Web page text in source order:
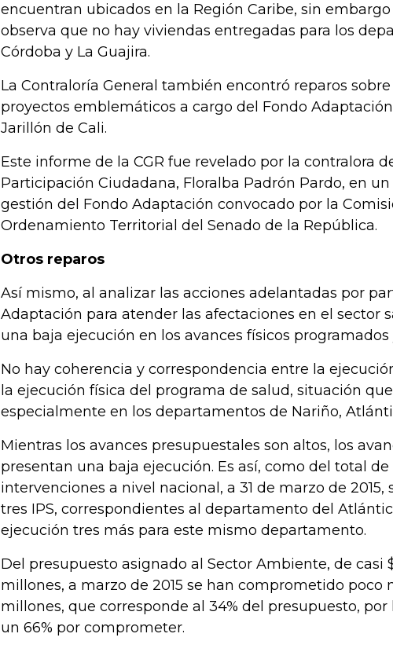
encuentran ubicados en la Región Caribe, sin embargo
observa que no hay viviendas entregadas para los
Córdoba y La Guajira.
La Contraloría General también encontró reparos
proyectos emblemáticos a cargo del Fondo
Jarillón de Cali.
Este informe de la CGR fue revelado por la contralora
Participación Ciudadana, Floralba Padrón Pardo, en
gestión del Fondo Adaptación convocado por la
Ordenamiento Territorial del Senado de la República.
Otros reparos
Así mismo, al analizar las acciones adelantadas por
Adaptación para atender las afectaciones en el sector
una baja ejecución en los avances físicos programados
No hay coherencia y correspondencia entre la
la ejecución física del programa de salud, situación
especialmente en los departamentos de Nariño,
Mientras los avances presupuestales son altos, los
presentan una baja ejecución. Es así, como del total de
intervenciones a nivel nacional, a 31 de marzo de 2015,
tres IPS, correspondientes al departamento del
ejecución tres más para este mismo departamento.
Del presupuesto asignado al Sector Ambiente, de casi
millones, a marzo de 2015 se han comprometido poco
millones, que corresponde al 34% del presupuesto,
un 66% por comprometer.